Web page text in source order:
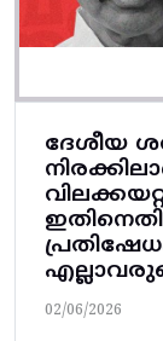
ദേശീയ
02/06/2026